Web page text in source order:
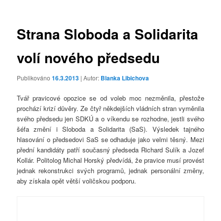
Strana Sloboda a Solidarita
volí nového předsedu
Publikováno16.3.2013 | Autor: Blanka Libichova
Tvář pravicové opozice se od voleb moc nezměnila, přestože
prochází krizí důvěry. Ze čtyř někdejších vládních stran vyměnila
svého předsedu jen SDKÚ a o víkendu se rozhodne, jestli svého
šéfa změní i Sloboda a Solidarita (SaS). Výsledek tajného
hlasování o předsedovi SaS se odhaduje jako velmi těsný. Mezi
přední kandidáty patří současný předseda Richard Sulík a Jozef
Kollár. Politolog Michal Horský předvídá, že pravice musí provést
jednak rekonstrukci svých programů, jednak personální změny,
aby získala opět větší voličskou podporu.